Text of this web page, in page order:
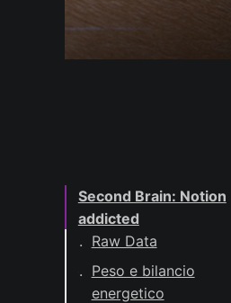
Second Brain: Notion
addicted
Raw Data
Peso e bilancio
energetico